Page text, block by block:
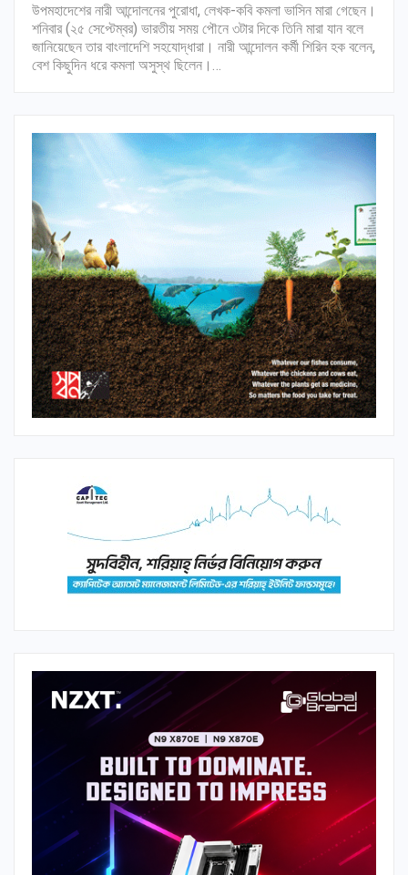
উপমহাদেশের নারী আন্দোলনের পুরোধা, লেখক-কবি কমলা ভাসিন মারা গেছেন।
শনিবার (২৫ সেপ্টেম্বর) ভারতীয় সময় পৌনে ৩টার দিকে তিনি মারা যান বলে
জানিয়েছেন তার বাংলাদেশি সহযোদ্ধারা। নারী আন্দোলন কর্মী শিরিন হক বলেন,
বেশ কিছুদিন ধরে কমলা অসুস্থ ছিলেন।…